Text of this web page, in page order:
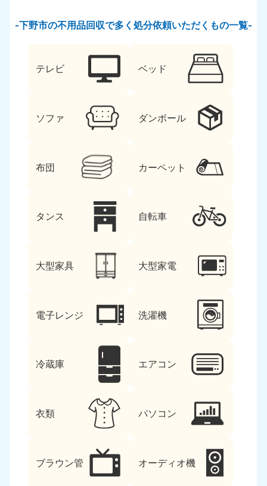
下野市の不用品回収で多く処分依頼いただくもの一覧
テレビ ベッド
ソファ ダンボール
布団 カーペット
タンス 自転車
大型家具 大型家電
電子レンジ 洗濯機
冷蔵庫 エアコン
衣類 パソコン
ブラウン管 オーディオ機